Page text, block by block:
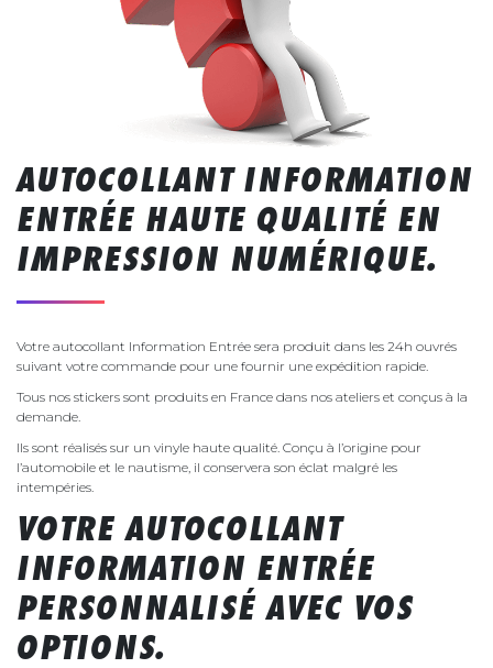
AUTOCOLLANT INFORMATION
ENTRÉE HAUTE QUALITÉ EN
IMPRESSION NUMÉRIQUE.
Votre autocollant Information Entrée sera produit dans les 24h ouvrés
suivant votre commande pour une fournir une expédition rapide.
Tous nos stickers sont produits en France dans nos ateliers et conçus à la
demande.
Ils sont réalisés sur un vinyle haute qualité. Conçu à l’origine pour
l’automobile et le nautisme, il conservera son éclat malgré les
intempéries.
VOTRE AUTOCOLLANT
INFORMATION ENTRÉE
PERSONNALISÉ AVEC VOS
OPTIONS.